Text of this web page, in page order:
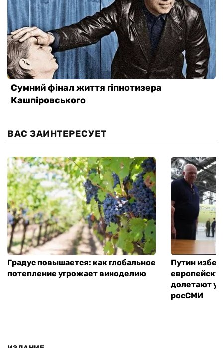
ВАС ЗАИНТЕРЕСУЕТ
Градус повышается: как глобальное
потепление угрожает виноделию
Путин
долетают
росСМИ